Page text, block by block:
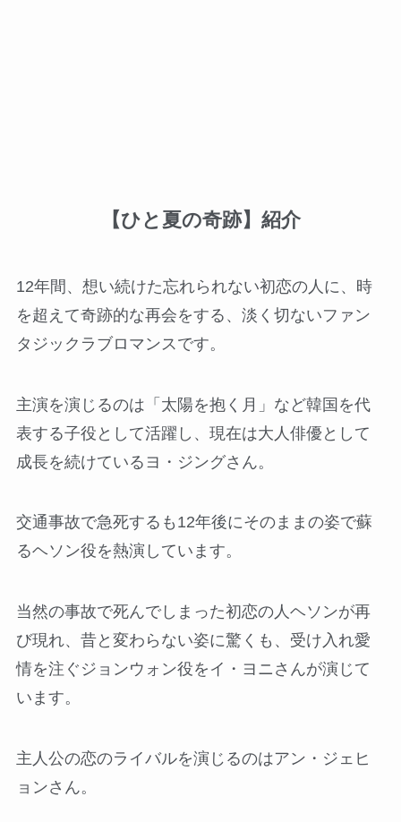
【ひと夏の奇跡】紹介
12年間、想い続けた忘れられない初恋の人に、時
を超えて奇跡的な再会をする、淡く切ないファン
タジックラブロマンスです。
主演を演じるのは「太陽を抱く月」など韓国を代
表する子役として活躍し、現在は大人俳優として
成長を続けているヨ・ジングさん。
交通事故で急死するも12年後にそのままの姿で蘇
るヘソン役を熱演しています。
当然の事故で死んでしまった初恋の人ヘソンが再
び現れ、昔と変わらない姿に驚くも、受け入れ愛
情を注ぐジョンウォン役をイ・ヨニさんが演じて
います。
主人公の恋のライバルを演じるのはアン・ジェヒ
ョンさん。